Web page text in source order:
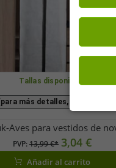
Tallas disponibles
más detalles, vea la
Aves para vestidos de
PVP:13,99 €* 3,04 €
Añadir al carrito